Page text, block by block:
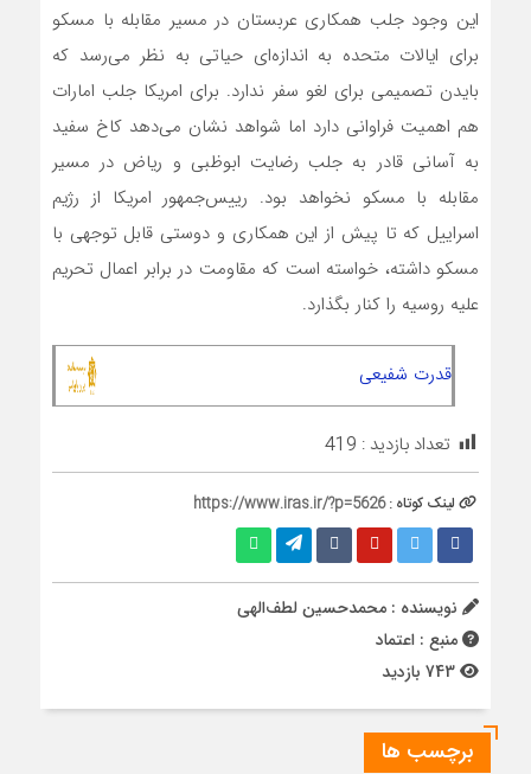
این وجود جلب همکاری عربستان در مسیر مقابله با مسکو
برای ایالات متحده به اندازه‌ای حیاتی به نظر می‌رسد که
بایدن تصمیمی برای لغو سفر ندارد. برای امریکا جلب امارات
هم اهمیت فراوانی دارد اما شواهد نشان می‌دهد کاخ سفید
به آسانی قادر به جلب رضایت ابوظبی و ریاض در مسیر
مقابله با مسکو نخواهد بود. رییس‌جمهور امریکا از رژیم
اسراییل که تا پیش از این همکاری و دوستی قابل توجهی با
مسکو داشته، خواسته است که مقاومت در برابر اعمال تحریم
علیه روسیه را کنار بگذارد.
قدرت شفیعی
تعداد بازدید : 419
لینک کوتاه :https://www.iras.ir/?p=5626
نویسنده : محمدحسين لطف‌الهي
منبع : اعتماد
برچسب ها